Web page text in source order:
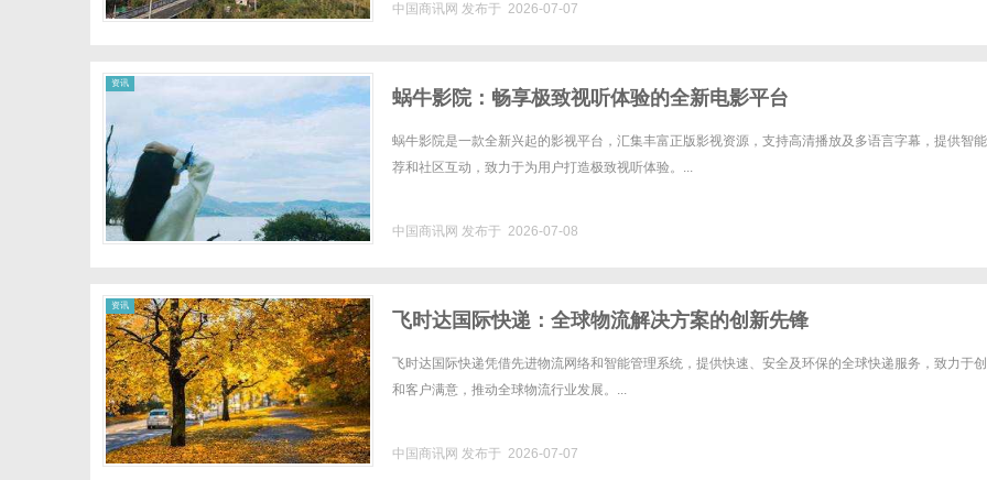
中国商讯网 发布于 2026-07-07
资讯
蜗牛影院：畅享极致视听体验的全新电影平台
蜗牛影院是一款全新兴起的影视平台，汇集丰富正版影视资源，支持高清播放及多语言字幕，提供智
荐和社区互动，致力于为用户打造极致视听体验。...
中国商讯网 发布于 2026-07-08
资讯
飞时达国际快递：全球物流解决方案的创新先锋
飞时达国际快递凭借先进物流网络和智能管理系统，提供快速、安全及环保的全球快递服务，致力于
和客户满意，推动全球物流行业发展。...
中国商讯网 发布于 2026-07-07